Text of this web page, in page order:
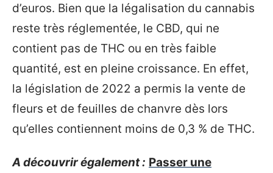
d’euros. Bien que la légalisation du cannabis
reste très réglementée, le CBD, qui ne
contient pas de THC ou en très faible
quantité, est en pleine croissance. En effet,
la législation de 2022 a permis la vente de
fleurs et de feuilles de chanvre dès lors
qu’elles contiennent moins de 0,3 % de THC.
A découvrir également : Passer une